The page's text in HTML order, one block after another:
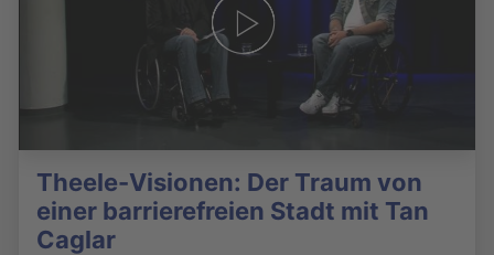
Theele-Visionen: Der Traum von
einer barrierefreien Stadt mit Tan
Caglar